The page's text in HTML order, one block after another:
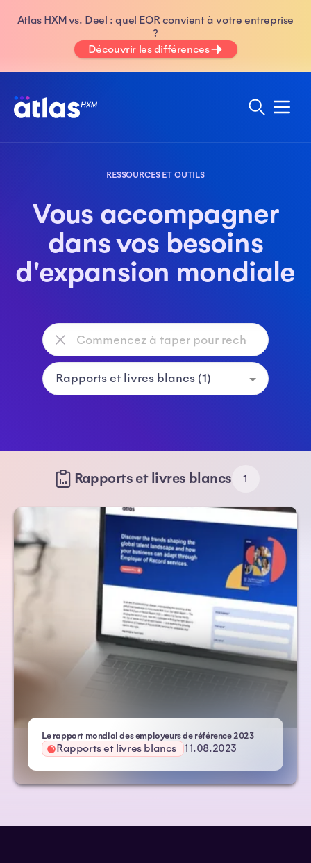
Atlas HXM vs. Deel : quel EOR convient à votre entreprise
?
Découvrir les différences
RESSOURCES ET OUTILS
Vous accompagner
dans vos besoins
d'expansion mondiale
Rapports et livres blancs 1
Le rapport mondial des employeurs de référence 2023- Atlas HXM
Rapports et livres blancs 11.08.2023